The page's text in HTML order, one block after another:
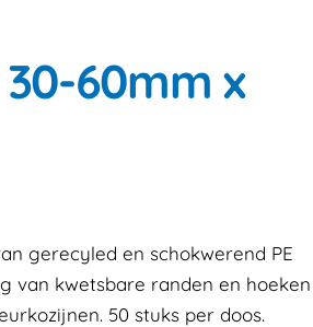
60mm x
gerecyled en schokwerend PE
van kwetsbare randen en hoeken
50 stuks per doos.